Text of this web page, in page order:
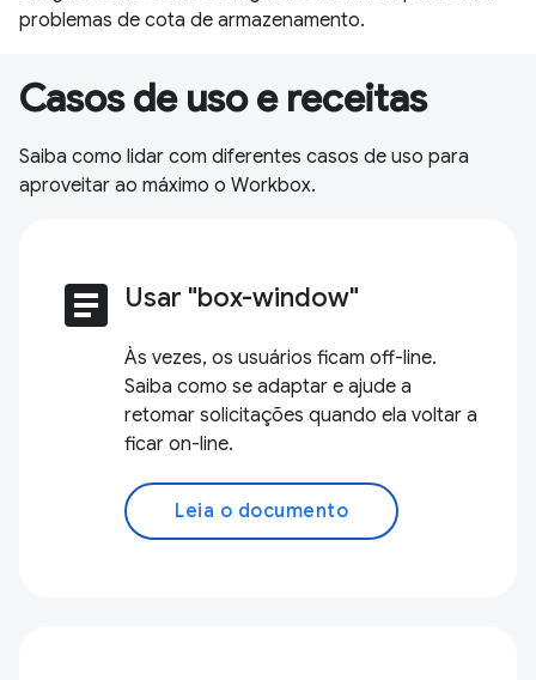
problemas de cota de armazenamento.
Casos de uso e receitas
Saiba como lidar com diferentes casos de uso para
aproveitar ao máximo o Workbox.
article Usar "box-window"
Às vezes, os usuários ficam off-line.
Saiba como se adaptar e ajude a
retomar solicitações quando ela voltar a
ficar on-line.
Leia o documento